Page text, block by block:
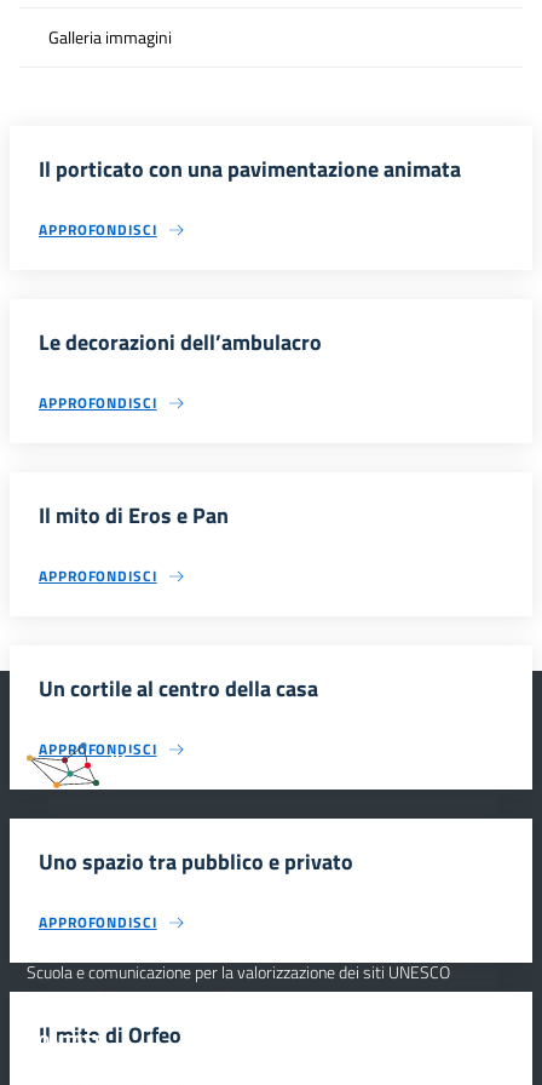
Galleria immagini
Il porticato con una pavimentazione animata
APPROFONDISCI
Le decorazioni dell’ambulacro
APPROFONDISCI
Il mito di Eros e Pan
APPROFONDISCI
Un cortile al centro della casa
APPROFONDISCI
Uno spazio tra pubblico e privato
APPROFONDISCI
Il mito di Orfeo
#SmartEducationUnescoSicilia
Scuola e comunicazione per la valorizzazione dei siti UNESCO
#SmartEducationUnescoSicilia - cinque sensi per sette siti
CONTATTI